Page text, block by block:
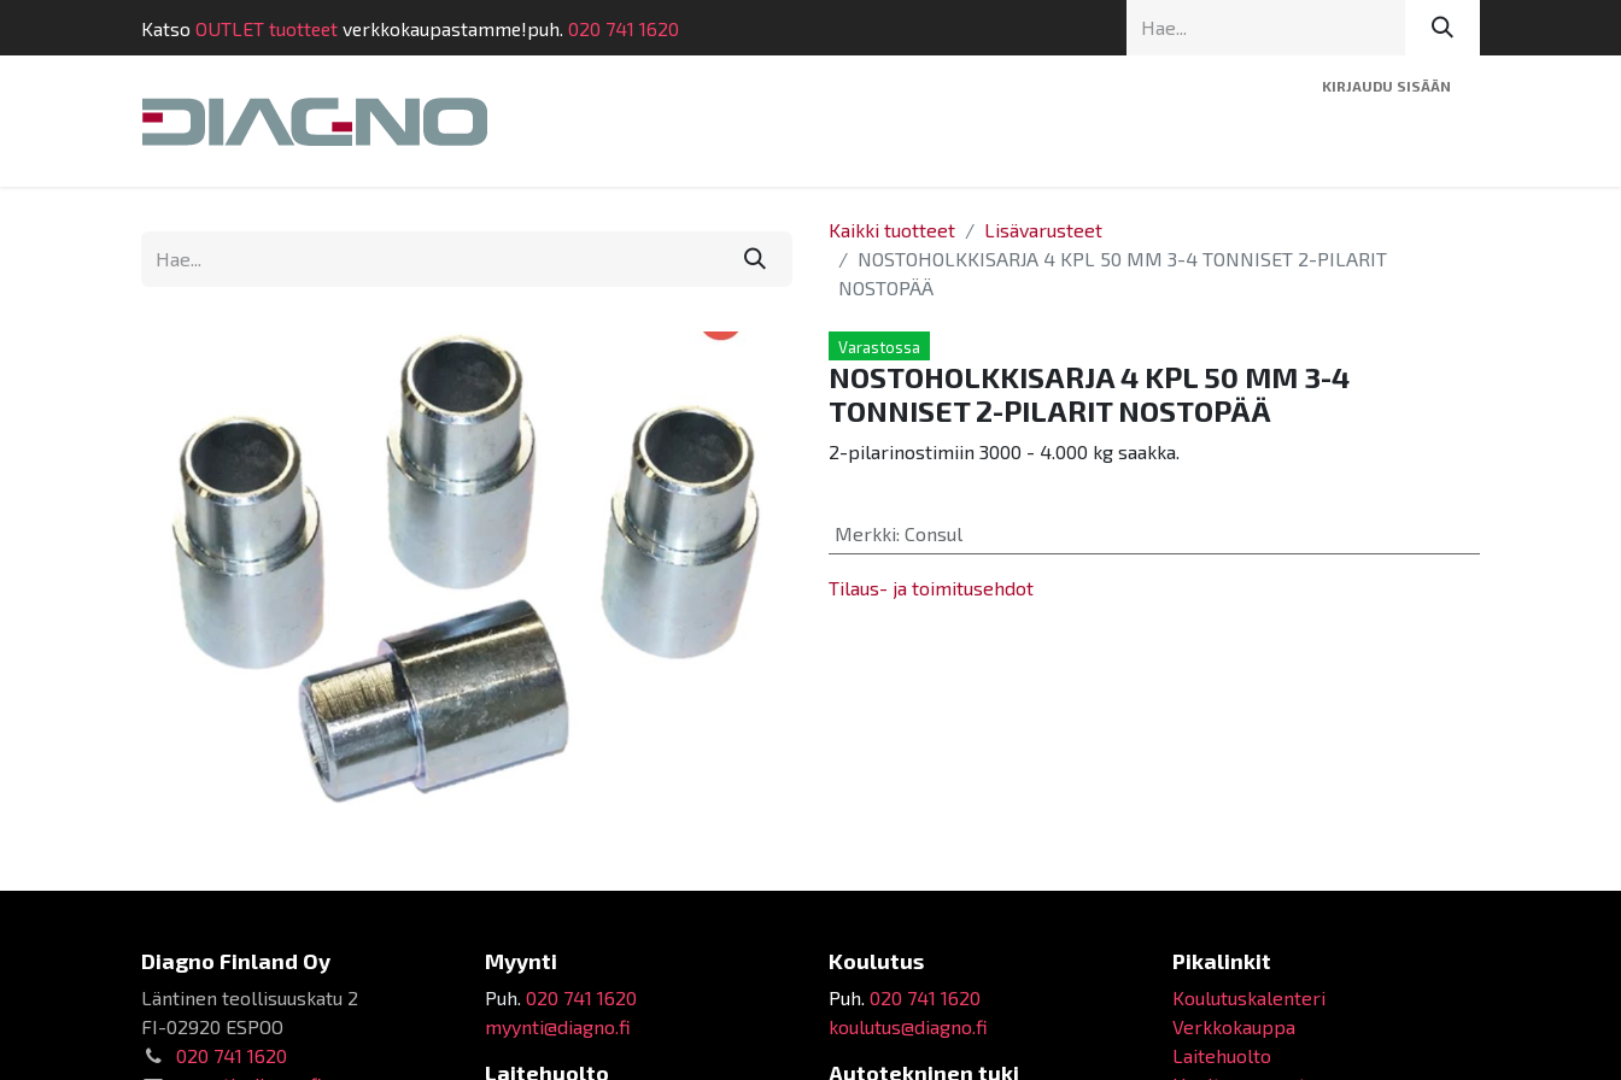
Katso OUTLET tuotteet verkkokaupastamme!puh. 020 741 1620
KIRJAUDU SISÄÄN
Kauppa Suunnittelu
Kaikki tuotteet
Lisävarusteet
NOSTOHOLKKISARJA 4 KPL 50 MM 3-4 TONNISET 2-PILARIT
NOSTOPÄÄ
Varastossa
NOSTOHOLKKISARJA 4 KPL 50 MM 3-4
TONNISET 2-PILARIT NOSTOPÄÄ
2-pilarinostimiin 3000 - 4.000 kg saakka.
Merkki: Consul
Tilaus- ja toimitusehdot
Diagno Finland Oy
Läntinen teollisuuskatu 2
FI-02920 ESPOO
020 741 1620
Myynti
Puh. 020 741 1620
myynti@diagno.fi
Laitehuolto
Koulutus
Puh. 020 741 1620
koulutus@diagno.fi
Autotekninen tuki
Pikalinkit
Koulutuskalenteri
Verkkokauppa
Laitehuolto